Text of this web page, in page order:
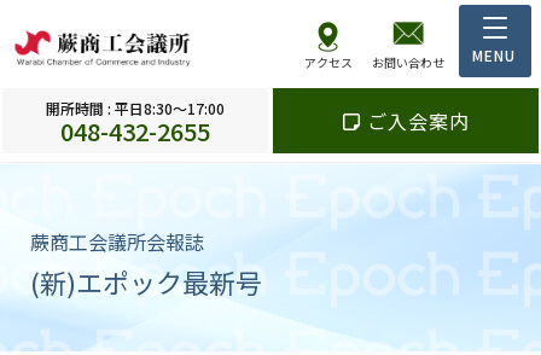
アクセス お問い合わせ
開所時間 : 平日8:30～17:00
048-432-2655 ご入会案内
蕨商工会議所会報誌
(新)エポック最新号